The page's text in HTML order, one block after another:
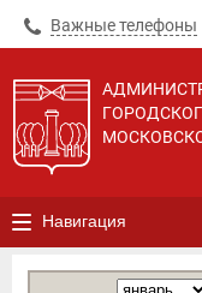
Важные телефоны
Навигация